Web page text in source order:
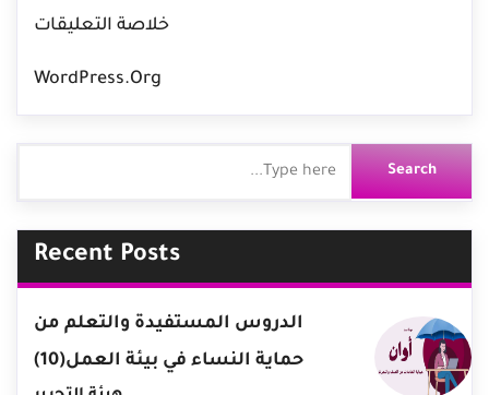
خلاصة التعليقات
WordPress.org
Recent Posts
الدروس المستفيدة والتعلم من
حماية النساء في بيئة العمل(10)